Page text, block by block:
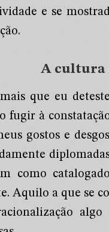
e se
A cultura
que eu
fugir à
gostos e
como
Aquilo a que se